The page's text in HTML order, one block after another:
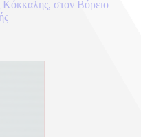
Κόκκαλης, στον Βόρειο